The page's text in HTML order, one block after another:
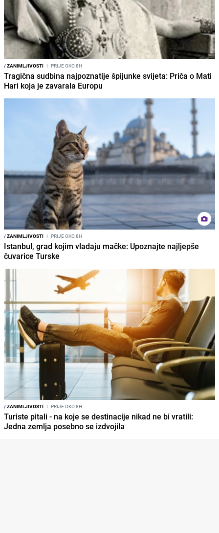
/ZANIMLJIVOSTI I PRIJE OKO 8H
Tragična sudbina najpoznatije špijunke svijeta: Priča o Mati
Hari koja je zavarala Europu
/ZANIMLJIVOSTI I PRIJE OKO 8H
Istanbul, grad kojim vladaju mačke: Upoznajte najljepše
čuvarice Turske
/ZANIMLJIVOSTI I PRIJE OKO 8H
Turiste pitali - na koje se destinacije nikad ne bi vratili:
Jedna zemlja posebno se izdvojila